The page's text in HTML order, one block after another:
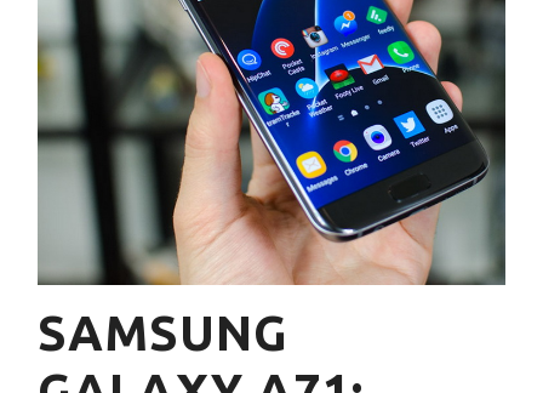
SAMSUNG